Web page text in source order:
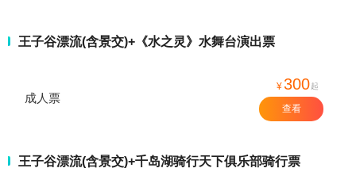
王子谷漂流(含景交)+《水之灵》水舞台演出票
成人票
¥300起
查看
王子谷漂流(含景交)+千岛湖骑行天下俱乐部骑行票